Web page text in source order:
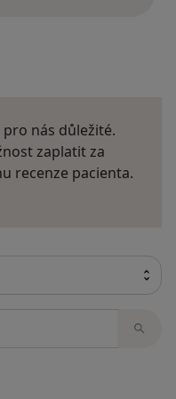
nás důležité.
zaplatit za
recenze pacienta.